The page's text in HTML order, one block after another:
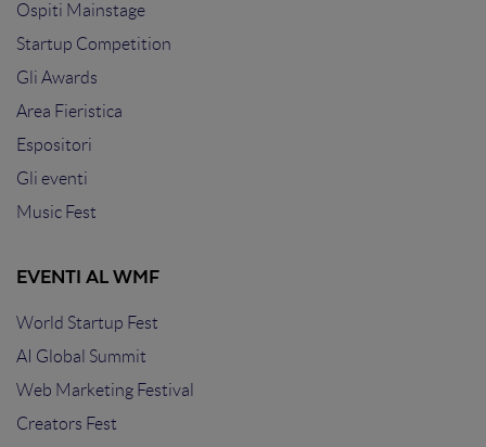
Ospiti Mainstage
Startup Competition
Gli Awards
Area Fieristica
Espositori
Gli eventi
Music Fest
EVENTI AL WMF
World Startup Fest
AI Global Summit
Web Marketing Festival
Creators Fest